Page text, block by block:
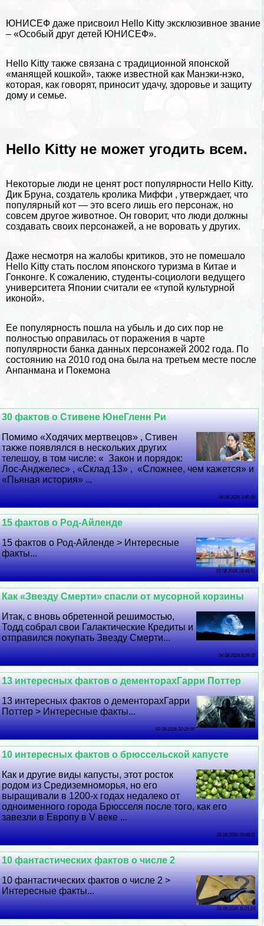
ЮНИСЕФ даже присвоил Hello Kitty эксклюзивное звание
– «Особый друг детей ЮНИСЕФ».
Hello Kitty также связана с традиционной японской
«манящей кошкой», также известной как Манэки-нэко,
которая, как говорят, приносит удачу, здоровье и защиту
дому и семье.
Hello Kitty не может угодить всем.
Некоторые люди не ценят рост популярности Hello Kitty.
Дик Бруна, создатель кролика Миффи , утверждает, что
популярный кот — это всего лишь его персонаж, но
совсем другое животное. Он говорит, что люди должны
создавать своих персонажей, а не воровать у других.
Даже несмотря на жалобы критиков, это не помешало
Hello Kitty стать послом японского туризма в Китае и
Гонконге. К сожалению, студенты-социологи ведущего
университета Японии считали ее «тупой культурной
иконой».
Ее популярность пошла на убыль и до сих пор не
полностью оправилась от поражения в чарте
популярности банка данных персонажей 2002 года. По
состоянию на 2010 год она была на третьем месте после
Анпанмана и Покемона
30 фактов о Стивене ЮнеГленн Ри
Помимо «Ходячих мертвецов» , Стивен
также появлялся в нескольких других
телешоу, в том числе: « Закон и порядок:
Лос-Анджелес» , «Склад 13» , «Сложнее, чем кажется» и
«Пьяная история» ...
06 08 2026 3:40:16
15 фактов о Род-Айленде
15 фактов о Род-Айленде > Интересные
факты...
05 08 2026 18:48:51
Как «Звезду Cмepти» спасли от мусорной корзины
Итак, с вновь обретенной решимостью,
Тодд собрал свои Галактические Кредиты и
отправился покупать Звезду Cмepти...
04 08 2026 8:29:35
13 интересных фактов о дементорахГарри Поттер
13 интересных фактов о дементорахГарри
Поттер > Интересные факты...
03 08 2026 22:29:50
10 интересных фактов о брюссельской капусте
Как и другие виды капусты, этот росток
родом из Средиземноморья, но его
выращивали в 1200-х годах недалеко от
одноименного города Брюсселя после того, как его
завезли в Европу в V веке ...
02 08 2026 20:48:11
10 фантастических фактов о числе 2
10 фантастических фактов о числе 2 >
Интересные факты...
01 08 2026 11:21:24